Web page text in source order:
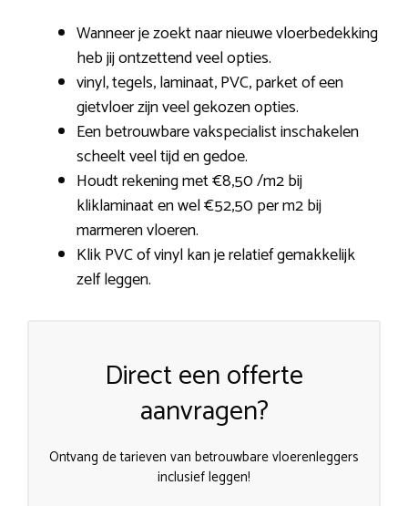
Wanneer je zoekt naar nieuwe vloerbedekking
heb jij ontzettend veel opties.
vinyl, tegels, laminaat, PVC, parket of een
gietvloer zijn veel gekozen opties.
Een betrouwbare vakspecialist inschakelen
scheelt veel tijd en gedoe.
Houdt rekening met €8,50 /m2 bij
kliklaminaat en wel €52,50 per m2 bij
marmeren vloeren.
Klik PVC of vinyl kan je relatief gemakkelijk
zelf leggen.
Direct een offerte
aanvragen?
Ontvang de tarieven van betrouwbare vloerenleggers
inclusief leggen!